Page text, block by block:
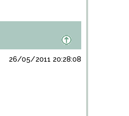
26/05/2011 20:28:08